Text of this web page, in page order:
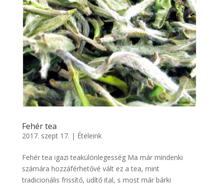
Fehér tea
2017. szept 17. | Ételeink
Fehér tea igazi teakülönlegesség Ma már mindenki
számára hozzáférhetővé vált ez a tea, mint
tradicionális frissítő, üdítő ital, s most már bárki